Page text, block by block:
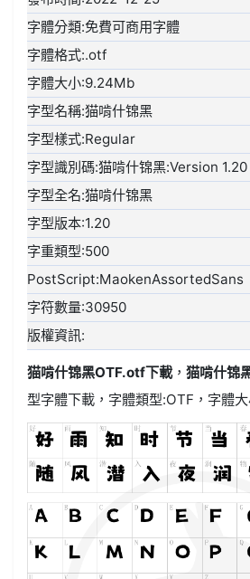
字體分類:免費可商用字體
字體格式:.otf
字體大小:9.24Mb
字型名稱:猫啃什锦黑
字型樣式:Regular
字型識別碼:猫啃什锦黑:Version 1.20
字型全名:猫啃什锦黑
字型版本:1.20
字重類型:500
PostScript:MaokenAssortedSans
字符數量:30950
版權資訊:
猫啃什锦黑OTF.otf下載，猫啃什锦
型字體下載，字體類型:OTF ，字體